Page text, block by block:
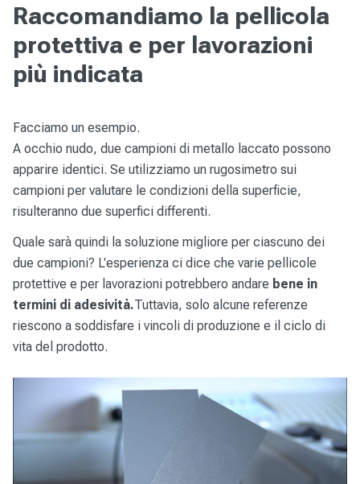
Raccomandiamo la pellicola
protettiva e per lavorazioni
più indicata
Facciamo un esempio.
A occhio nudo, due campioni di metallo laccato possono
apparire identici. Se utilizziamo un rugosimetro sui
campioni per valutare le condizioni della superficie,
risulteranno due superfici differenti.
Quale sarà quindi la soluzione migliore per ciascuno dei
due campioni? L'esperienza ci dice che varie pellicole
protettive e per lavorazioni potrebbero andare bene in
termini di adesività.Tuttavia, solo alcune referenze
riescono a soddisfare i vincoli di produzione e il ciclo di
vita del prodotto.